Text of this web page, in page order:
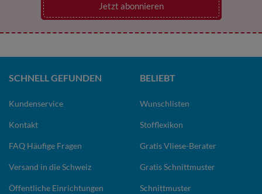
Jetzt abonnieren
SCHNELL GEFUNDEN
Kundenservice
Kontakt
FAQ Häufige Fragen
Versand in die Schweiz
Öffentliche Einrichtungen
BELIEBT
Wunschlisten
Stofflexikon
Gratis Vliese-Berater
Gratis Schnittmuster
Schnittmuster